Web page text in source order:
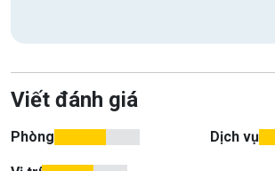
Viết đánh giá
Phòng Dịch vụ